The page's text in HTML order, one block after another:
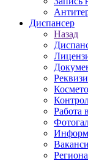
Диспансер
Назад
Работа